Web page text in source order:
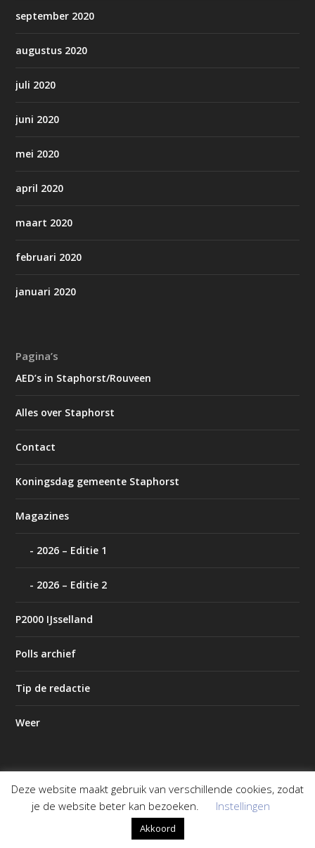
september 2020
augustus 2020
juli 2020
juni 2020
mei 2020
april 2020
maart 2020
februari 2020
januari 2020
Pagina’s
AED’s in Staphorst/Rouveen
Alles over Staphorst
Contact
Koningsdag gemeente Staphorst
Magazines
2026 – Editie 1
2026 – Editie 2
P2000 IJsselland
Polls archief
Tip de redactie
Weer
Ontworpen doorElegant Themes | Mogelijk gemaakt door
WordPress
Deze website maakt gebruik van verschillende cookies, zodat
je de website beter kan bezoeken.
Instellingen
Akkoord